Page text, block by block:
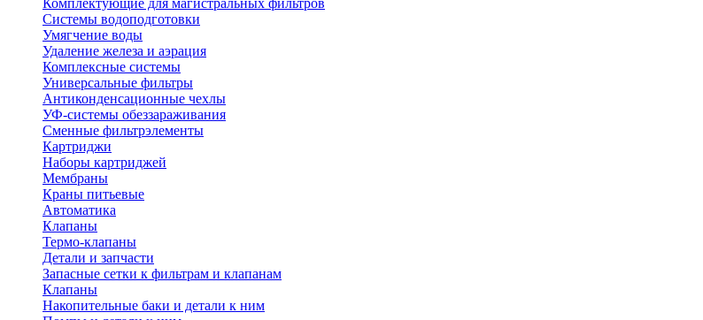
Комплектующие для магистральных фильтров
Системы водоподготовки
Умягчение воды
Удаление железа и аэрация
Комплексные системы
Универсальные фильтры
Антиконденсационные чехлы
УФ-системы обеззараживания
Сменные фильтрэлементы
Картриджи
Наборы картриджей
Мембраны
Краны питьевые
Автоматика
Клапаны
Термо-клапаны
Детали и запчасти
Запасные сетки к фильтрам и клапанам
Клапаны
Накопительные баки и детали к ним